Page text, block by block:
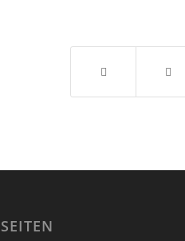
SEITEN